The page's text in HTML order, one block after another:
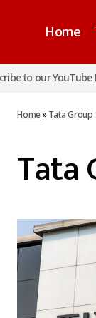
Home
to our YouTube
Home»Tata Group
Tata